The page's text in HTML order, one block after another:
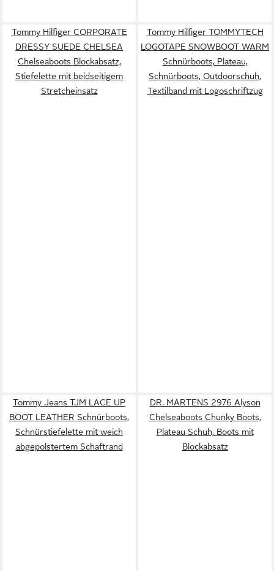
Tommy Hilfiger CORPORATE
DRESSY SUEDE CHELSEA
Chelseaboots Blockabsatz,
Stiefelette mit beidseitigem
Stretcheinsatz
Tommy Hilfiger TOMMYTECH
LOGOTAPE SNOWBOOT WARM
Schnürboots, Plateau,
Schnürboots, Outdoorschuh,
Textilband mit Logoschriftzug
Tommy Jeans TJM LACE UP
BOOT LEATHER Schnürboots,
Schnürstiefelette mit weich
abgepolstertem Schaftrand
DR. MARTENS 2976 Alyson
Chelseaboots Chunky Boots,
Plateau Schuh, Boots mit
Blockabsatz